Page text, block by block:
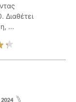
Διαθέτει
...